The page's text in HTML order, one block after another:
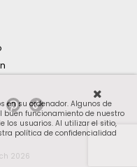
2026
en su ordenador. Algunos de
buen funcionamiento de nuestro
los usuarios. Al utilizar el sitio,
política de confidencialidad